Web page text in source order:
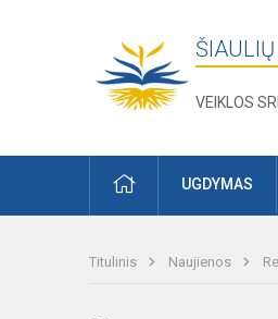
VEIKLOS
PRADŽIAUGDYMAS
Titulinis Naujienos